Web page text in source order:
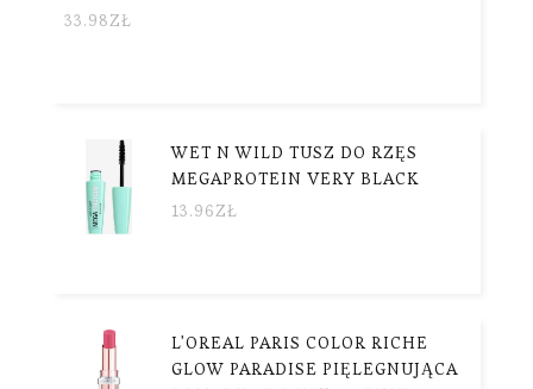
33.98ZŁ
WET N WILD TUSZ DO RZĘS
MEGAPROTEIN VERY BLACK
13.96ZŁ
L'OREAL PARIS COLOR RICHE
GLOW PARADISE PIĘLEGNUJĄCA